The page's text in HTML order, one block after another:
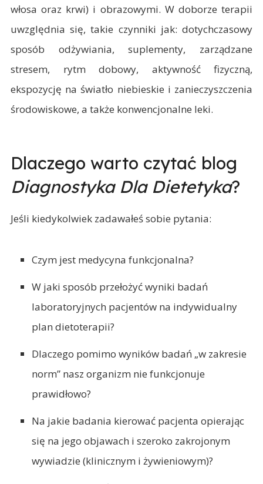
włosa oraz krwi) i obrazowymi. W doborze terapii
uwzględnia się, takie czynniki jak: dotychczasowy
sposób odżywiania, suplementy, zarządzane
stresem, rytm dobowy, aktywność fizyczną,
ekspozycję na światło niebieskie i zanieczyszczenia
środowiskowe, a także konwencjonalne leki.
Dlaczego warto czytać blog
Diagnostyka Dla Dietetyka?
Jeśli kiedykolwiek zadawałeś sobie pytania:
Czym jest medycyna funkcjonalna?
W jaki sposób przełożyć wyniki badań
laboratoryjnych pacjentów na indywidualny
plan dietoterapii?
Dlaczego pomimo wyników badań „w zakresie
norm” nasz organizm nie funkcjonuje
prawidłowo?
Na jakie badania kierować pacjenta opierając
się na jego objawach i szeroko zakrojonym
wywiadzie (klinicznym i żywieniowym)?